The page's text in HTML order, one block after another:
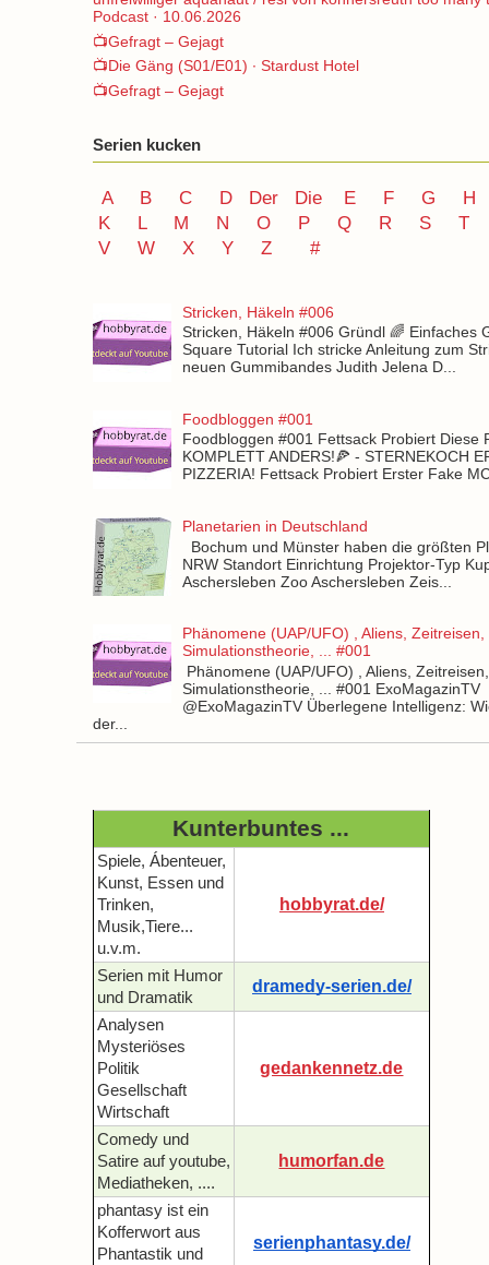
Podcast · 10.06.2026
📺Gefragt – Gejagt
📺Die Gäng (S01/E01) ∙ Stardust Hotel
📺Gefragt – Gejagt
Serien kucken
A B C D Der Die E F G
H
K
L M N O P Q R S
T
V
W X Y Z #
Stricken, Häkeln #006
Stricken, Häkeln #006 Gründl 🌈 Einfaches
Square Tutorial Ich stricke Anleitung zum
neuen Gummibandes Judith Jelena D...
Foodbloggen #001
Foodbloggen #001 Fettsack Probiert Diese
KOMPLETT ANDERS!🍕 - STERNEKOCH
PIZZERIA! Fettsack Probiert Erster Fake
Planetarien in Deutschland
Bochum und Münster haben die größten
NRW Standort Einrichtung Projektor-Typ
Aschersleben Zoo Aschersleben Zeis...
Phänomene (UAP/UFO) , Aliens, Zeitreisen,
Simulationstheorie, ... #001
Phänomene (UAP/UFO) , Aliens, Zeitreisen,
Simulationstheorie, ... #001 ExoMagazinTV
@ExoMagazinTV Überlegene Intelligenz:
der...
Kunterbuntes ...
Spiele, Ábenteuer,
Kunst, Essen und
Trinken,
Musik,Tiere...
u.v.m.
hobbyrat.de/
Serien mit Humor
und Dramatik
dramedy-serien.de/
Analysen
Mysteriöses
Politik
Gesellschaft
Wirtschaft
gedankennetz.de
Comedy und
Satire auf youtube,
Mediatheken, ....
humorfan.de
phantasy ist ein
Kofferwort aus
Phantastik und
serienphantasy.de/